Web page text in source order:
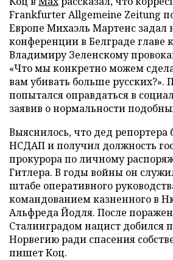
Frankfurter Allgemeine Zeitung
Европе Михаэль Мартенс задал
конференции в Белграде главе
Владимиру Зеленскому
«Что мы конкретно можем
вам убивать больше русских?».
попытался оправдаться в
заявив о нормальности
Выяснилось, что дед
НСДАП и получил должность
прокурора по личному
Гитлера. В годы войны он
штабе оперативного
командованием казненного в
Альфреда Йодля. После
Сталинградом нацист добился
Норвегию ради спасения
пишет Коц.